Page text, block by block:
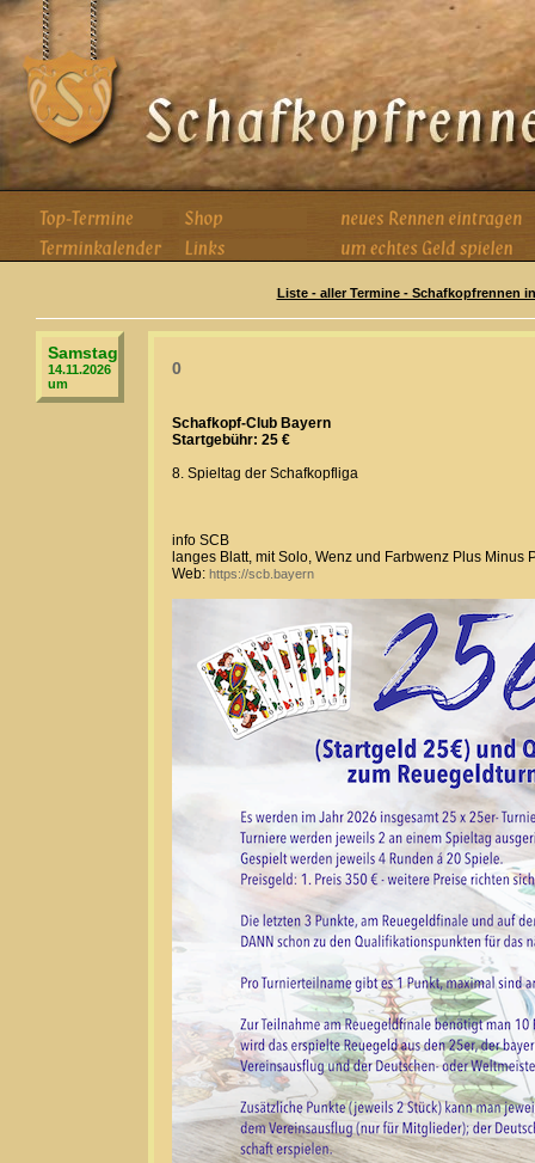
Liste - aller Termine - Schafkopfrennen
Samstag
14.11.2026
um
0
Schafkopf-Club Bayern
Startgebühr: 25 €
8. Spieltag der Schafkopfliga
info SCB
langes Blatt, mit Solo, Wenz und Farbwenz Plus Minus
Web: https://scb.bayern